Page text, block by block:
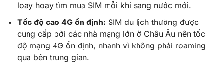
loay hoay tìm mua SIM mỗi khi sang nước mới.
Tốc độ cao 4G ổn định: SIM du lịch thường được
cung cấp bởi các nhà mạng lớn ở Châu Âu nên tốc
độ mạng 4G ổn định, nhanh vì không phải roaming
qua bên trung gian.